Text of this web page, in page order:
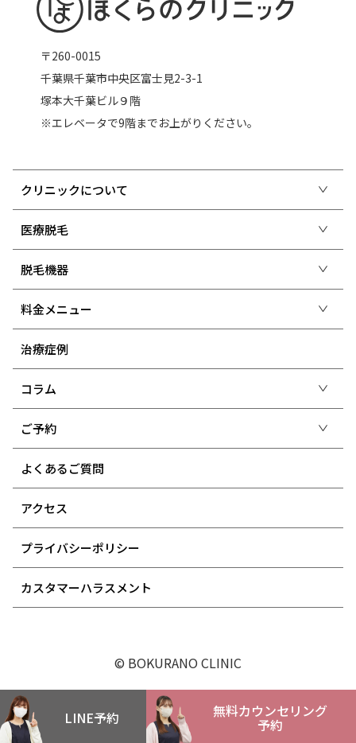
〒260-0015
千葉県千葉市中央区富士見2-3-1
塚本大千葉ビル９階
※エレベータで9階までお上がりください。
クリニックについて
医療脱毛
脱毛機器
料金メニュー
治療症例
コラム
ご予約
よくあるご質問
アクセス
プライバシーポリシー
カスタマーハラスメント
© BOKURANO CLINIC
LINE予約 無料カウンセリング
予約